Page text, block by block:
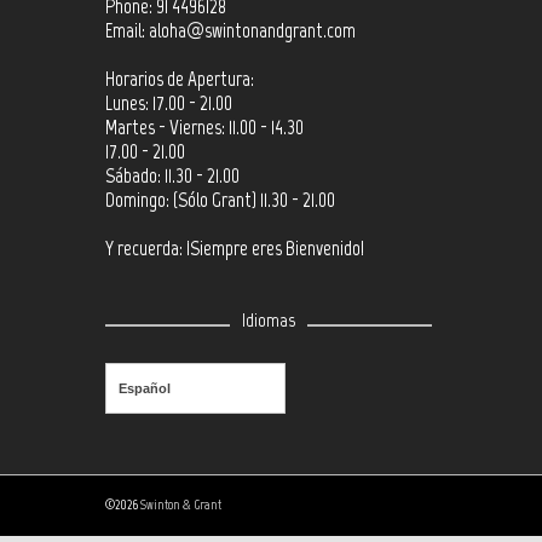
Phone: 91 4496128
Email: aloha@swintonandgrant.com
Horarios de Apertura:
Lunes: 17.00 - 21.00
Martes - Viernes: 11.00 - 14.30
17.00 - 21.00
Sábado: 11.30 - 21.00
Domingo: (Sólo Grant) 11.30 - 21.00
Y recuerda: ¡Siempre eres Bienvenido!
Idiomas
Español
©2026Swinton & Grant